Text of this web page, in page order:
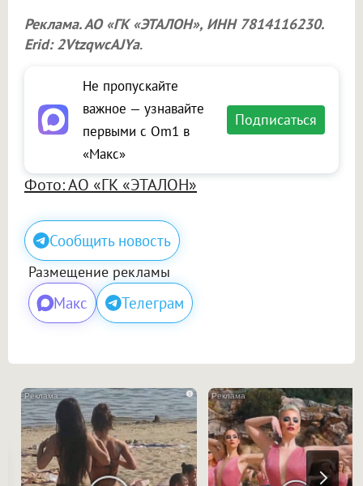
Реклама. АО «ГК «ЭТАЛОН», ИНН 7814116230.
Erid: 2VtzqwcAJYa.
Не пропускайте
важное — узнавайте
первыми с Om1 в
«Макс»
Подписаться
Фото: АО «ГК «ЭТАЛОН»
Сообщить новость
Размещение рекламы
Макс Телеграм
i